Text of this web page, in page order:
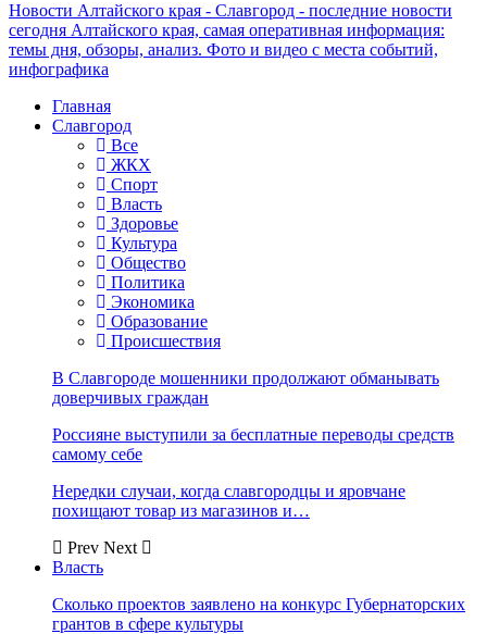
Новости Алтайского края - Славгород - последние новости
сегодня Алтайского края, самая оперативная информация:
темы дня, обзоры, анализ. Фото и видео с места событий,
инфографика
Главная
Славгород
Все
ЖКХ
Спорт
Власть
Здоровье
Культура
Общество
Политика
Экономика
Образование
Происшествия
В Славгороде мошенники продолжают обманывать
доверчивых граждан
Россияне выступили за бесплатные переводы средств
самому себе
Нередки случаи, когда славгородцы и яровчане
похищают товар из магазинов и…
Prev Next
Власть
Сколько проектов заявлено на конкурс Губернаторских
грантов в сфере культуры